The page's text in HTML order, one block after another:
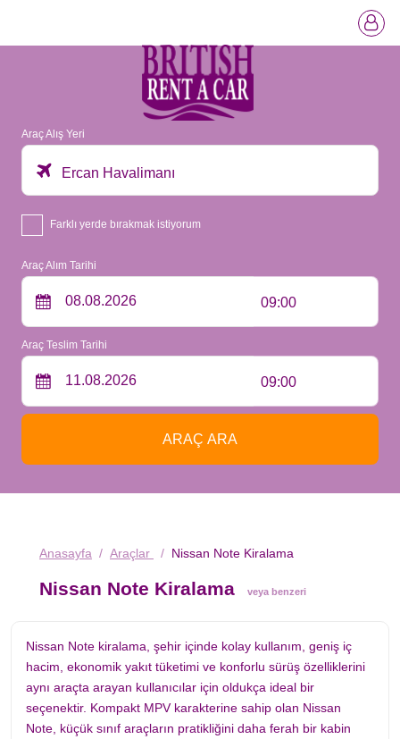
Araç Alış Yeri
Ercan Havalimanı
Farklı yerde bırakmak istiyorum
Araç Alım Tarihi
09:00
Araç Teslim Tarihi
09:00
ARAÇ ARA
Anasayfa Araçlar Nissan Note Kiralama
Nissan Note Kiralama veya benzeri
Nissan Note kiralama, şehir içinde kolay kullanım, geniş iç
hacim, ekonomik yakıt tüketimi ve konforlu sürüş özelliklerini
aynı araçta arayan kullanıcılar için oldukça ideal bir
seçenektir. Kompakt MPV karakterine sahip olan Nissan
Note, küçük sınıf araçların pratikliğini daha ferah bir kabin